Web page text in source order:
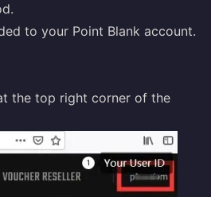
to your Point Blank account.
the top right corner of the